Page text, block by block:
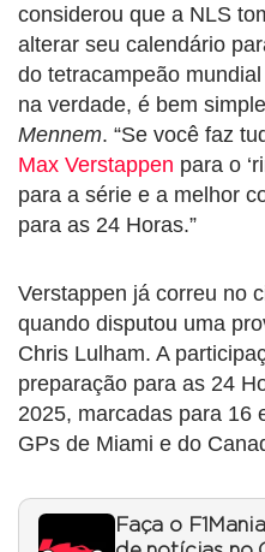
considerou que a NLS
alterar seu calendário
do tetracampeão
na verdade, é bem
Mennem. “Se você faz
Max Verstappen para o
para a série e a melhor
para as 24 Horas.”
Verstappen já correu no
quando disputou uma
Chris Lulham. A
preparação para as 24
2025, marcadas para 16
GPs de Miami e do
Faça o